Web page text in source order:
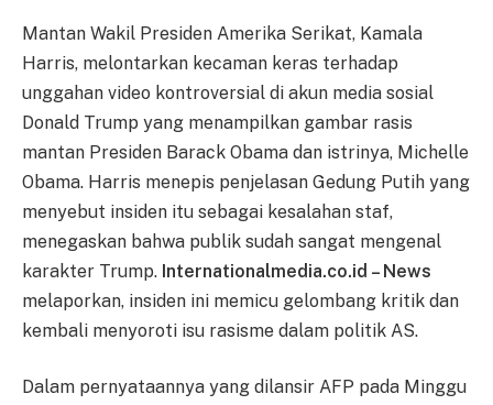
Mantan Wakil Presiden Amerika Serikat, Kamala
Harris, melontarkan kecaman keras terhadap
unggahan video kontroversial di akun media sosial
Donald Trump yang menampilkan gambar rasis
mantan Presiden Barack Obama dan istrinya, Michelle
Obama. Harris menepis penjelasan Gedung Putih yang
menyebut insiden itu sebagai kesalahan staf,
menegaskan bahwa publik sudah sangat mengenal
karakter Trump. Internationalmedia.co.id – News
melaporkan, insiden ini memicu gelombang kritik dan
kembali menyoroti isu rasisme dalam politik AS.
Dalam pernyataannya yang dilansir AFP pada Minggu